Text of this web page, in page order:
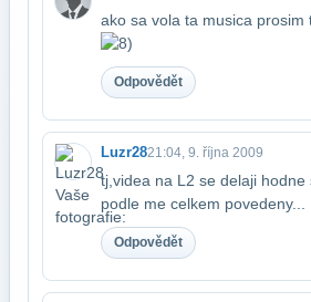
ako sa vola ta musica prosim
Odpovědět
Luzr2821:04, 9. října 2009
tj,videa na L2 se delaji hodne
podle me celkem povedeny...
Odpovědět